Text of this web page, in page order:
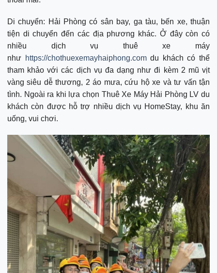
Di chuyển: Hải Phòng có sân bay, ga tàu, bến xe, thuận
tiện di chuyển đến các địa phương khác. Ở đây còn có
nhiều dịch vụ thuê xe máy
như https://chothuexemayhaiphong.comdu khách có thể
tham khảo với các dịch vụ đa dạng như đi kèm 2 mũ vịt
vàng siêu dễ thương, 2 áo mưa, cứu hộ xe và tư vấn tận
tình. Ngoài ra khi lựa chọn Thuê Xe Máy Hải Phòng LV du
khách còn được hỗ trợ nhiều dịch vụ HomeStay, khu ăn
uống, vui chơi.